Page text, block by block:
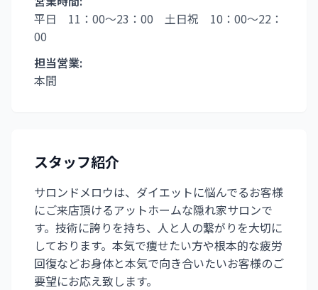
平日 11：00～23：00 土日祝 10：00～22：
00
担当営業:
本間
スタッフ紹介
サロンドメロウは、ダイエットに悩んでるお客様
にご来店頂けるアットホームな隠れ家サロンで
す。技術に誇りを持ち、人と人の繋がりを大切に
しております。本気で痩せたい方や根本的な疲労
回復などお身体と本気で向き合いたいお客様のご
要望にお応え致します。